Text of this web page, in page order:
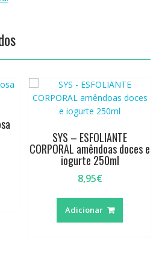
SYS – ESFOLIANTE
CORPORAL amêndoas doces e
iogurte 250ml
8,95€
Adicionar